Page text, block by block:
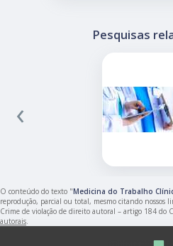
Pesquisas
‹
O conteúdo do texto "Medicina do Trabalho
reprodução, parcial ou total, mesmo citando nossos
Crime de violação de direito autoral – artigo 184 do
autorais.